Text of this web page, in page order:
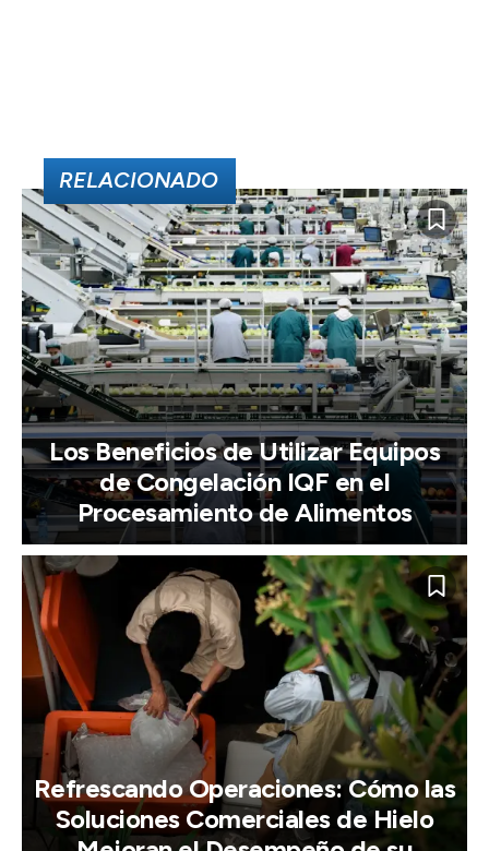
RELACIONADO
Los Beneficios de Utilizar Equipos
de Congelación IQF en el
Procesamiento de Alimentos
Refrescando Operaciones: Cómo las
Soluciones Comerciales de Hielo